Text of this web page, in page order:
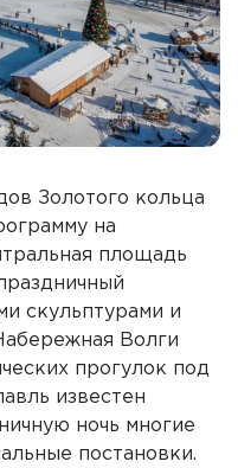
Золотого кольца
на
площадь
скульптурами и
Волги
прогулок под
известен
ночь многие
постановки.